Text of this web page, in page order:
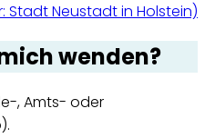
Stadt Neustadt in Holstein)
wenden?
, Amts- oder